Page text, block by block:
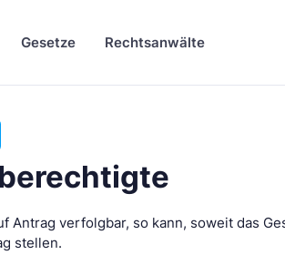
Gesetze Rechtsanwälte
Antrag verfolgbar, so kann, soweit das
stellen.